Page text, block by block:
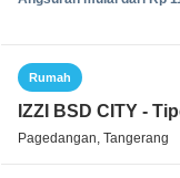
Rumah
IZZI BSD CITY -
Pagedangan, Tangerang